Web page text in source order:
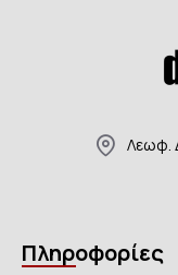
Λεωφ.
Πληροφορίες